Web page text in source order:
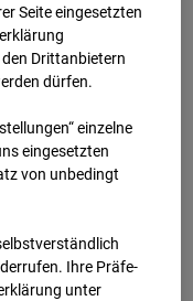
Seite eingesetzten
Drittanbietern
dürfen.
einzelne
eingesetzten
von unbedingt
Ihre Prä­fe­
unter